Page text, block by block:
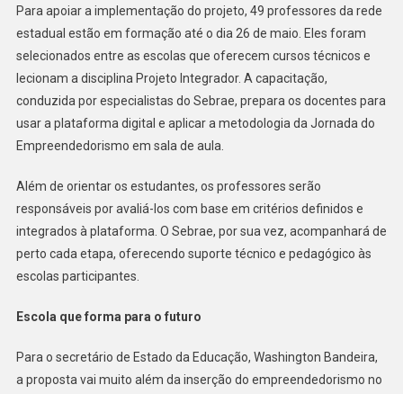
Para apoiar a implementação do projeto, 49 professores da rede
estadual estão em formação até o dia 26 de maio. Eles foram
selecionados entre as escolas que oferecem cursos técnicos e
lecionam a disciplina Projeto Integrador. A capacitação,
conduzida por especialistas do Sebrae, prepara os docentes para
usar a plataforma digital e aplicar a metodologia da Jornada do
Empreendedorismo em sala de aula.
Além de orientar os estudantes, os professores serão
responsáveis por avaliá-los com base em critérios definidos e
integrados à plataforma. O Sebrae, por sua vez, acompanhará de
perto cada etapa, oferecendo suporte técnico e pedagógico às
escolas participantes.
Escola que forma para o futuro
Para o secretário de Estado da Educação, Washington Bandeira,
a proposta vai muito além da inserção do empreendedorismo no